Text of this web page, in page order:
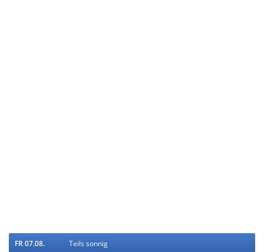
FR 07.08. Teils sonnig